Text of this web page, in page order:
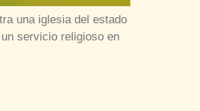
una iglesia del estado
servicio religioso en